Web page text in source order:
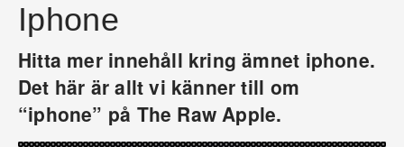
Iphone
Hitta mer innehåll kring ämnet iphone.
Det här är allt vi känner till om
“iphone” på The Raw Apple.